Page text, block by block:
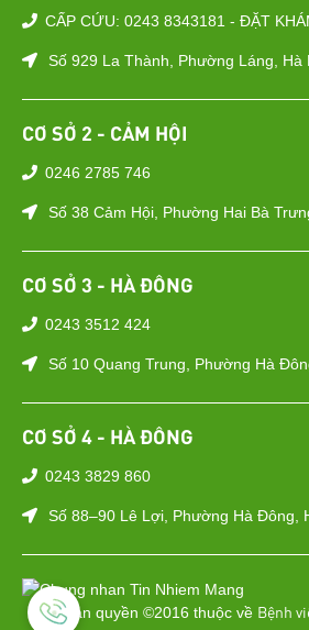
CẤP CỨU: 0243 8343181 - ĐẶT
Số 929 La Thành, Phường Láng, Hà
CƠ SỞ 2 - CẢM HỘI
0246 2785 746
Số 38 Cảm Hội, Phường Hai Bà
CƠ SỞ 3 - HÀ ĐÔNG
0243 3512 424
Số 10 Quang Trung, Phường Hà
CƠ SỞ 4 - HÀ ĐÔNG
0243 3829 860
Số 88–90 Lê Lợi, Phường Hà Đông,
Bản quyền ©2016 thuộc về Bệnh